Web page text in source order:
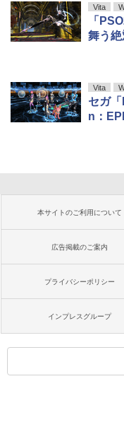
Vita
「
舞う
Vita
セガ
n：
本サイトのご利用について
広告掲載のご案内
プライバシーポリシー
インプレスグループ